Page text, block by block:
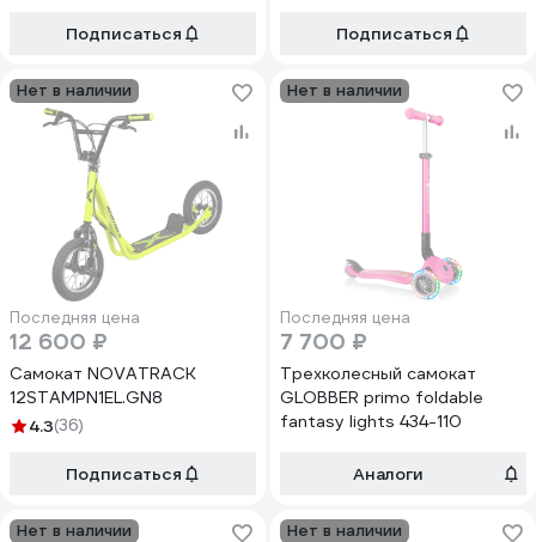
Подписаться Подписаться
Нет в наличии
Последняя цена
12 600 ₽
Самокат NOVATRACK
12STAMPN1EL.GN8
4.3(36)
Подписаться
Нет в наличии
Последняя цена
7 700 ₽
Трехколесный самокат
GLOBBER primo foldable
fantasy lights 434-110
Аналоги
Нет в наличии Нет в наличии